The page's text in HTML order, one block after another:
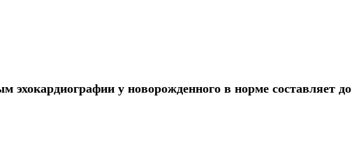
у новорожденного в норме составляет до